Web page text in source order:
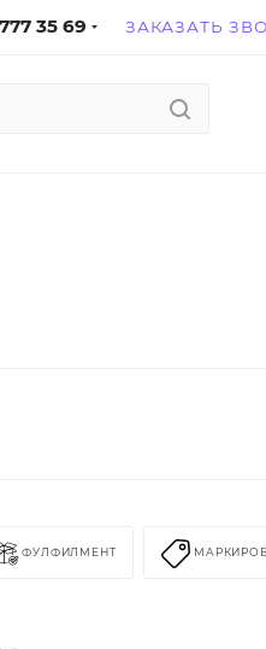
35 69 ЗАКАЗАТЬ
ФУЛФИЛМЕНТ